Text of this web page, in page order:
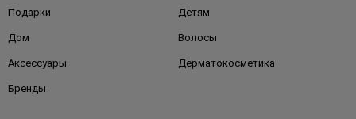
Подарки Детям
Дом Волосы
Аксессуары Дерматокосметика
Бренды